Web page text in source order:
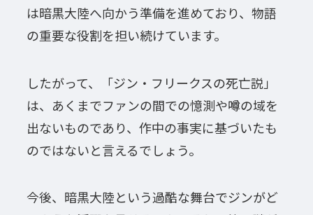
は暗黒大陸へ向かう準備を進めており、物語
の重要な役割を担い続けています。
したがって、「ジン・フリークスの死亡説」
は、あくまでファンの間での憶測や噂の域を
出ないものであり、作中の事実に基づいたも
のではないと言えるでしょう。
今後、暗黒大陸という過酷な舞台でジンがど